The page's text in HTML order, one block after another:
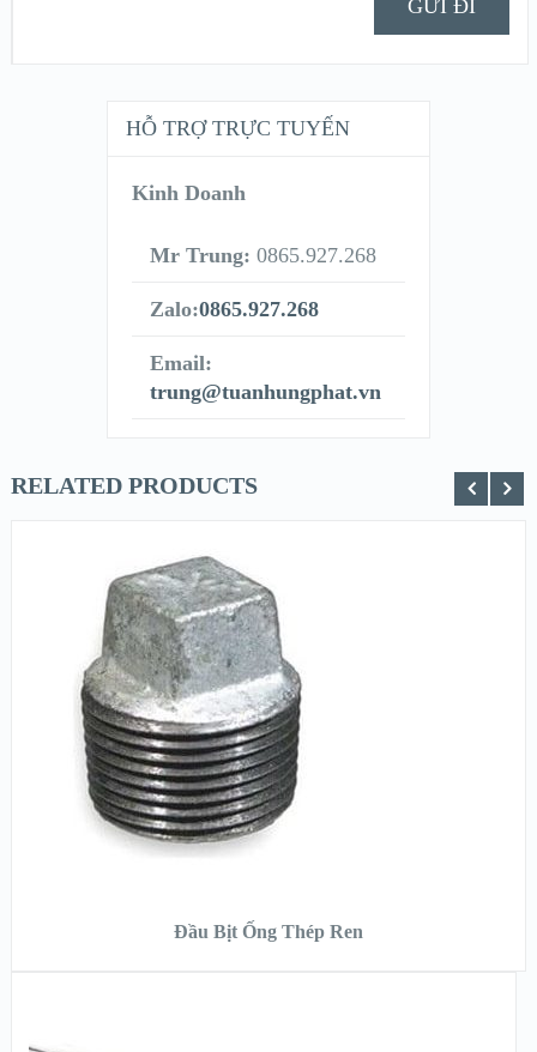
HỖ TRỢ TRỰC TUYẾN
Kinh Doanh
Mr Trung: 0865.927.268
Zalo:0865.927.268
Email:
trung@tuanhungphat.vn
RELATED PRODUCTS
XEM NHANH
XEM CHI TIẾT
Đầu Bịt Ống Thép Ren